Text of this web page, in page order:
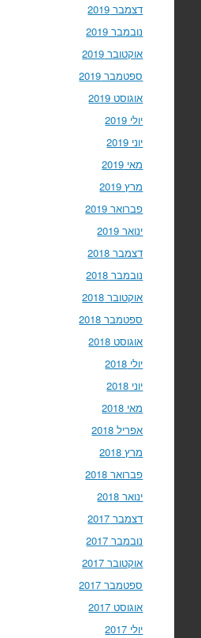
דצמבר 2019
נובמבר 2019
אוקטובר 2019
ספטמבר 2019
אוגוסט 2019
יולי 2019
יוני 2019
מאי 2019
מרץ 2019
פברואר 2019
ינואר 2019
דצמבר 2018
נובמבר 2018
אוקטובר 2018
ספטמבר 2018
אוגוסט 2018
יולי 2018
יוני 2018
מאי 2018
אפריל 2018
מרץ 2018
פברואר 2018
ינואר 2018
דצמבר 2017
נובמבר 2017
אוקטובר 2017
ספטמבר 2017
אוגוסט 2017
יולי 2017